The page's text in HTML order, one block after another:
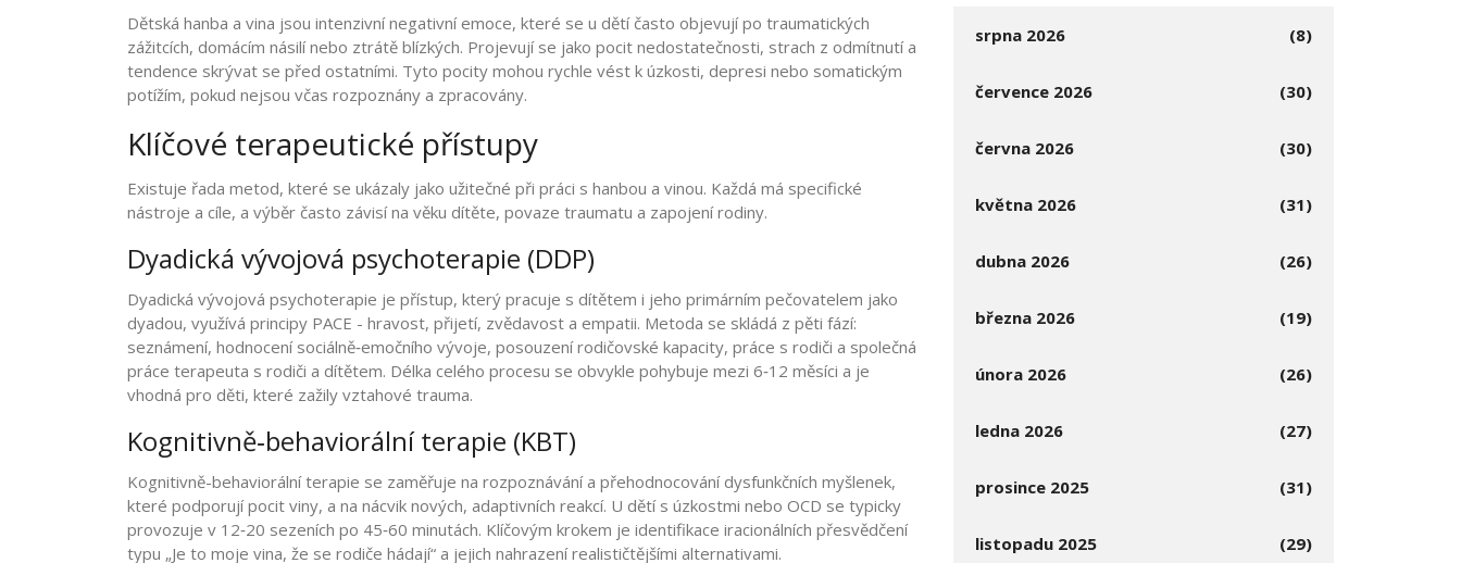
Dětská hanba a vina jsou intenzivní negativní emoce, které se u dětí často objevují po traumatických
zážitcích, domácím násilí nebo ztrátě blízkých. Projevují se jako pocit nedostatečnosti, strach z odmítnutí a
tendence skrývat se před ostatními. Tyto pocity mohou rychle vést k úzkosti, depresi nebo somatickým
potížím, pokud nejsou včas rozpoznány a zpracovány.
Klíčové terapeutické přístupy
Existuje řada metod, které se ukázaly jako užitečné při práci s hanbou a vinou. Každá má specifické
nástroje a cíle, a výběr často závisí na věku dítěte, povaze traumatu a zapojení rodiny.
Dyadická vývojová psychoterapie (DDP)
Dyadická vývojová psychoterapie je přístup, který pracuje s dítětem i jeho primárním pečovatelem jako
dyadou, využívá principy PACE - hravost, přijetí, zvědavost a empatii. Metoda se skládá z pěti fází:
seznámení, hodnocení sociálně‑emočního vývoje, posouzení rodičovské kapacity, práce s rodiči a společná
práce terapeuta s rodiči a dítětem. Délka celého procesu se obvykle pohybuje mezi 6‑12 měsíci a je
vhodná pro děti, které zažily vztahové trauma.
Kognitivně‑behaviorální terapie (KBT)
Kognitivně-behaviorální terapie se zaměřuje na rozpoznávání a přehodnocování dysfunkčních myšlenek,
které podporují pocit viny, a na nácvik nových, adaptivních reakcí. U dětí s úzkostmi nebo OCD se typicky
provozuje v 12‑20 sezeních po 45‑60 minutách. Klíčovým krokem je identifikace iracionálních přesvědčení
typu „Je to moje vina, že se rodiče hádají“ a jejich nahrazení realističtějšími alternativami.
srpna 2026 (8)
července 2026 (30)
června 2026 (30)
května 2026 (31)
dubna 2026 (26)
března 2026 (19)
února 2026 (26)
ledna 2026 (27)
prosince 2025 (31)
listopadu 2025 (29)